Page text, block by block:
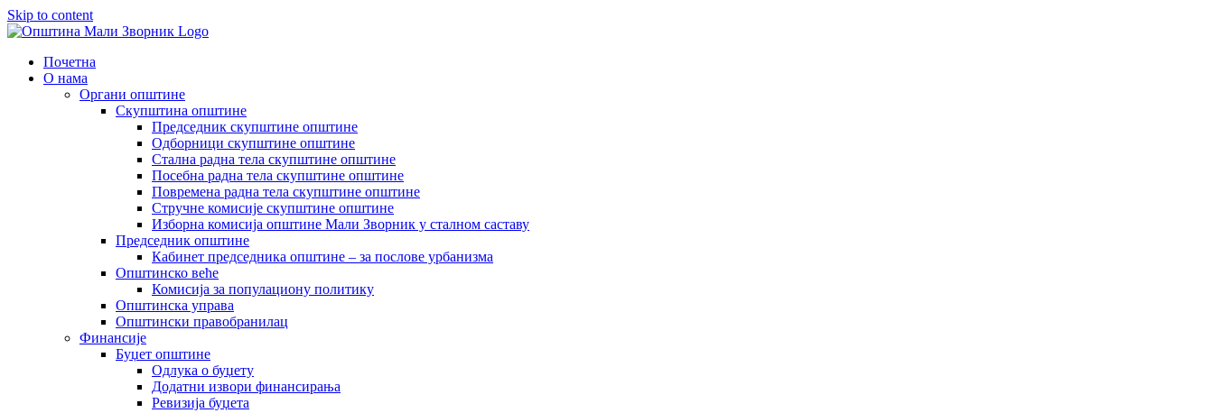
Skip to content
Почетна
О нама
Органи општине
Скупштина општине
Председник скупштине општине
Одборници скупштине општине
Стална радна тела скупштине општине
Посебна радна тела скупштине општине
Повремена радна тела скупштине општине
Стручне комисије скупштине општине
Изборна комисија општине Мали Зворник у сталном саставу
Председник општине
Кабинет председника општине – за послове урбанизма
Општинско веће
Комисија за популациону политику
Општинска управа
Општински правобранилац
Финансије
Буџет општине
Одлука о буџету
Додатни извори финансирања
Ревизија буџета